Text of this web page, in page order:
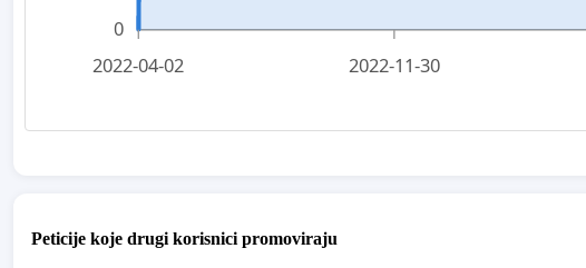
0
2022-04-02 2022-11-30
Peticije koje drugi korisnici promoviraju